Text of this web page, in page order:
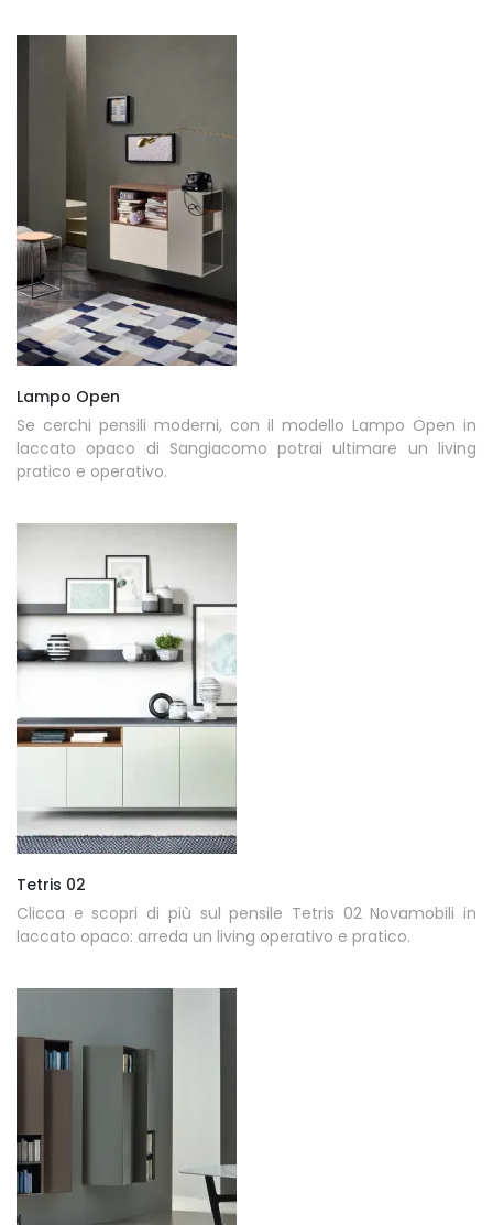
Lampo Open
Se cerchi pensili moderni, con il modello Lampo Open in
laccato opaco di Sangiacomo potrai ultimare un living
pratico e operativo.
Tetris 02
Clicca e scopri di più sul pensile Tetris 02 Novamobili in
laccato opaco: arreda un living operativo e pratico.